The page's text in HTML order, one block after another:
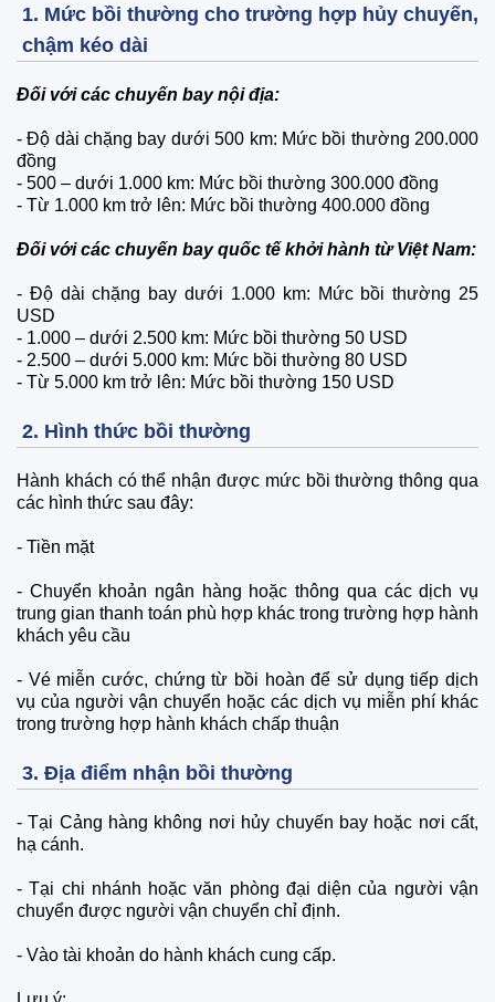
1. Mức bồi thường cho trường hợp hủy chuyến,
chậm kéo dài
Đối với các chuyến bay nội địa:
- Độ dài chặng bay dưới 500 km: Mức bồi thường 200.000
đồng
- 500 – dưới 1.000 km: Mức bồi thường 300.000 đồng
- Từ 1.000 km trở lên: Mức bồi thường 400.000 đồng
Đối với các chuyến bay quốc tế khởi hành từ Việt Nam:
- Độ dài chặng bay dưới 1.000 km: Mức bồi thường 25
USD
- 1.000 – dưới 2.500 km: Mức bồi thường 50 USD
- 2.500 – dưới 5.000 km: Mức bồi thường 80 USD
- Từ 5.000 km trở lên: Mức bồi thường 150 USD
2. Hình thức bồi thường
Hành khách có thể nhận được mức bồi thường thông qua
các hình thức sau đây:
- Tiền mặt
- Chuyển khoản ngân hàng hoặc thông qua các dịch vụ
trung gian thanh toán phù hợp khác trong trường hợp hành
khách yêu cầu
- Vé miễn cước, chứng từ bồi hoàn để sử dụng tiếp dịch
vụ của người vận chuyển hoặc các dịch vụ miễn phí khác
trong trường hợp hành khách chấp thuận
3. Địa điểm nhận bồi thường
- Tại Cảng hàng không nơi hủy chuyến bay hoặc nơi cất,
hạ cánh.
- Tại chi nhánh hoặc văn phòng đại diện của người vận
chuyển được người vận chuyển chỉ định.
- Vào tài khoản do hành khách cung cấp.